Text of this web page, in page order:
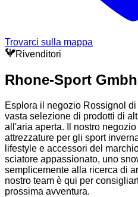
Trovarci sulla mappa
Rivenditori
Rhone-Sport
Esplora il negozio Rossignol
vasta selezione di prodotti di
all'aria aperta. Il nostro
attrezzature per gli sport
lifestyle e accessori del
sciatore appassionato, uno
semplicemente alla ricerca di
nostro team è qui per
prossima avventura.